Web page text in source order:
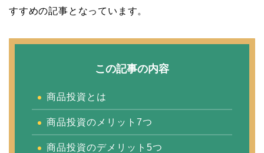
すすめの記事となっています。
この記事の内容
商品投資とは
商品投資のメリット7つ
商品投資のデメリット5つ